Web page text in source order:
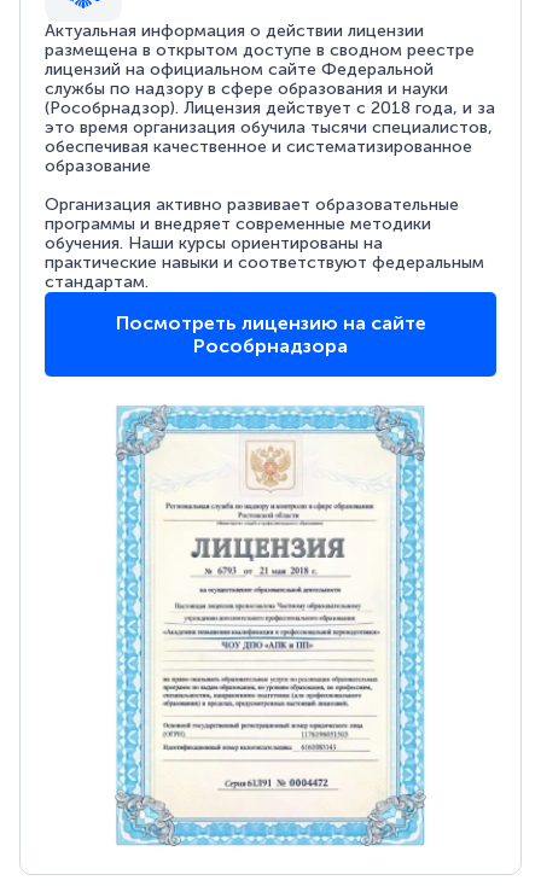
Актуальная информация о действии лицензии
размещена в открытом доступе в сводном реестре
лицензий на официальном сайте Федеральной
службы по надзору в сфере образования и науки
(Рособрнадзор). Лицензия действует с 2018 года, и за
это время организация обучила тысячи специалистов,
обеспечивая качественное и систематизированное
образование
Организация активно развивает образовательные
программы и внедряет современные методики
обучения. Наши курсы ориентированы на
практические навыки и соответствуют федеральным
стандартам.
Посмотреть лицензию на сайте
Рособрнадзора